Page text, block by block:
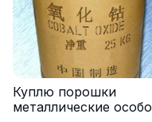
Куплю порошки
металлические особо